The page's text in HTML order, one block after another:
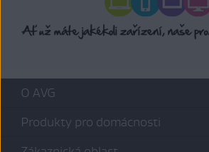
O AVG
Produkty pro domácnosti